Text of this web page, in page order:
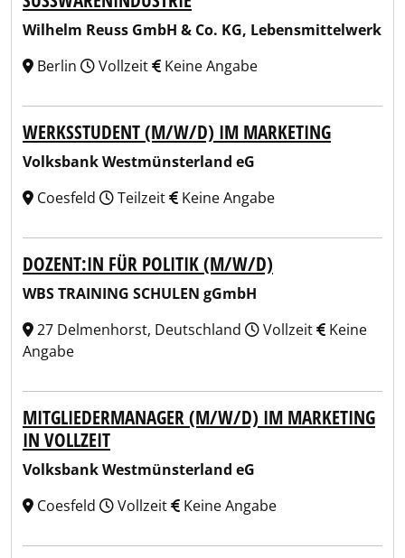
Wilhelm Reuss GmbH & Co. KG, Lebensmittelwerk
Berlin
Vollzeit Keine Angabe
WERKSSTUDENT (M/W/D) IM MARKETING
Volksbank Westmünsterland eG
Coesfeld
Teilzeit Keine Angabe
DOZENT:IN FÜR POLITIK (M/W/D)
WBS TRAINING SCHULEN gGmbH
27 Delmenhorst, Deutschland
Vollzeit
Keine
Angabe
MITGLIEDERMANAGER (M/W/D) IM MARKETING
IN VOLLZEIT
Volksbank Westmünsterland eG
Coesfeld
Vollzeit Keine Angabe